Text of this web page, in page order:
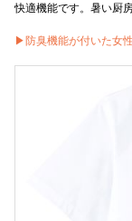
快適機能です。暑い厨
▶防臭機能が付いた女